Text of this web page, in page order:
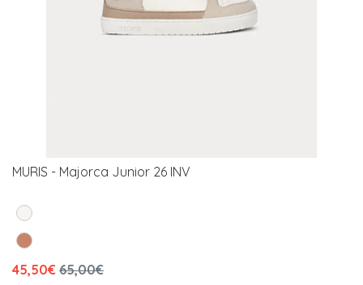
MURIS - Majorca Junior 26 INV
45,50€ 65,00€